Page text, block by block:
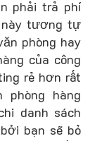
phải trả phí
này tương tự
phòng hay
của công
rẻ hơn rất
hàng
danh sách
bạn sẽ bỏ